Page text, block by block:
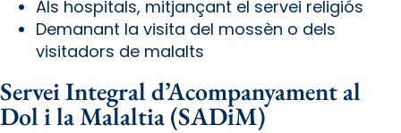
Als hospitals, mitjançant el servei religiós
Demanant la visita del mossèn o dels
visitadors de malalts
Servei Integral d’Acompanyament al
Dol i la Malaltia (SADiM)